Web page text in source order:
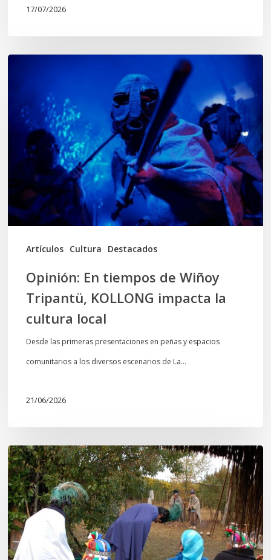
17/07/2026
Artículos Cultura Destacados
tiempos
Wiñoy
Tripantü,
KOLLONG
impacta
la
cultura
Opinión: En tiempos de Wiñoy
Tripantü, KOLLONG impacta la
cultura local
Desde las primeras presentaciones en peñas y espacios
comunitarios a los diversos escenarios de La…
21/06/2026
Conmemoración
del
Wiñoy
Tripantü
y
la